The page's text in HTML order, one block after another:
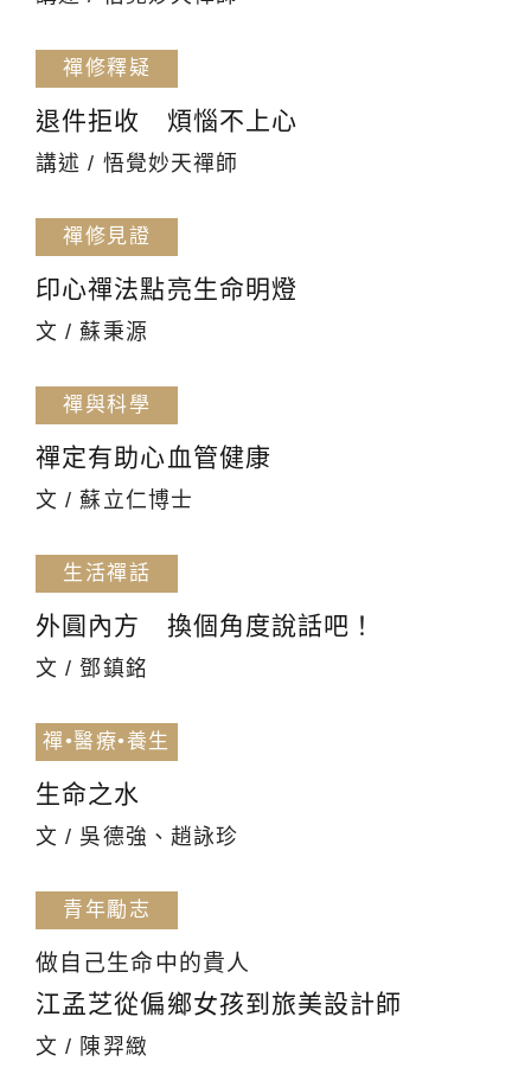
禪修釋疑
退件拒收 煩惱不上心
講述 / 悟覺妙天禪師
禪修見證
印心禪法點亮生命明燈
文 / 蘇秉源
禪與科學
禪定有助心血管健康
文 / 蘇立仁博士
生活禪話
外圓內方 換個角度說話吧！
文 / 鄧鎮銘
禪•醫療•養生
生命之水
文 / 吳德強、趙詠珍
青年勵志
做自己生命中的貴人
江孟芝從偏鄉女孩到旅美設計師
文 / 陳羿緻